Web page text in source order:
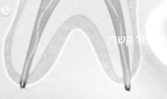
קשר: